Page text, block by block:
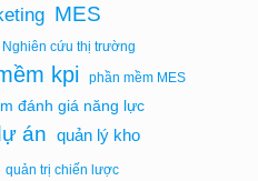
MES
Nghiên cứu thị trường
kpi phần mềm MES
đánh giá năng lực
án quản lý kho
quản trị chiến lược